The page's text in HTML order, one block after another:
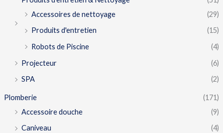
Accessoires de nettoyage
(29)
Produits d'entretien
(15)
Robots de Piscine
(4)
Projecteur
(6)
SPA
(2)
Plomberie
(171)
Accessoire douche
(9)
Caniveau
(4)